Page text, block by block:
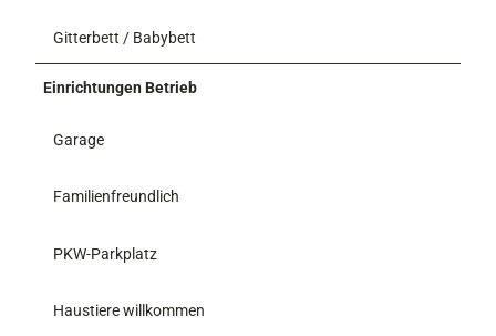
Gitterbett / Babybett
Einrichtungen Betrieb
Garage
Familienfreundlich
PKW-Parkplatz
Haustiere willkommen